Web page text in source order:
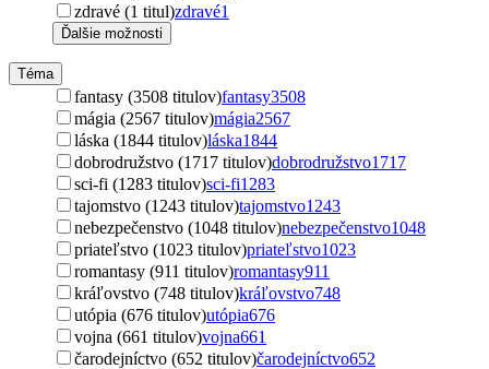
zdravé (1 titul)zdravé1
Ďalšie možnosti
Téma
fantasy (3508 titulov)fantasy3508
mágia (2567 titulov)mágia2567
láska (1844 titulov)láska1844
dobrodružstvo (1717 titulov)dobrodružstvo1717
sci-fi (1283 titulov)sci-fi1283
tajomstvo (1243 titulov)tajomstvo1243
nebezpečenstvo (1048 titulov)nebezpečenstvo1048
priateľstvo (1023 titulov)priateľstvo1023
romantasy (911 titulov)romantasy911
kráľovstvo (748 titulov)kráľovstvo748
utópia (676 titulov)utópia676
vojna (661 titulov)vojna661
čarodejníctvo (652 titulov)čarodejníctvo652